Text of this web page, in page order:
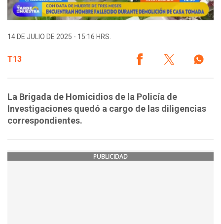
14 DE JULIO DE 2025 - 15:16 HRS.
T13
La Brigada de Homicidios de la Policía de
Investigaciones quedó a cargo de las diligencias
correspondientes.
PUBLICIDAD